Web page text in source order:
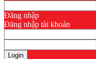
Đăng nhập
Đăng nhập tài khoản